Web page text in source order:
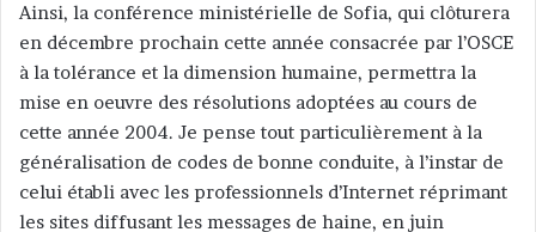
Ainsi, la conférence ministérielle de Sofia, qui clôturera
en décembre prochain cette année consacrée par l’OSCE
à la tolérance et la dimension humaine, permettra la
mise en oeuvre des résolutions adoptées au cours de
cette année 2004. Je pense tout particulièrement à la
généralisation de codes de bonne conduite, à l’instar de
celui établi avec les professionnels d’Internet réprimant
les sites diffusant les messages de haine, en juin